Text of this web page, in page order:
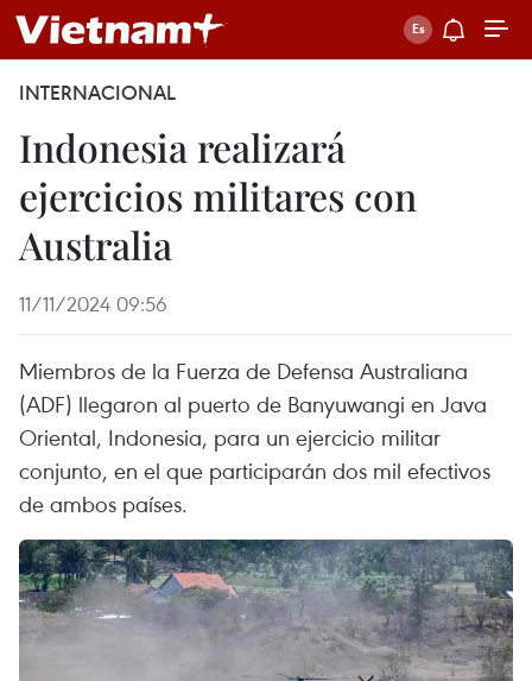
INTERNACIONAL
Indonesia realizará
ejercicios militares con
Australia
11/11/2024 09:56
Miembros de la Fuerza de Defensa Australiana
(ADF) llegaron al puerto de Banyuwangi en Java
Oriental, Indonesia, para un ejercicio militar
conjunto, en el que participarán dos mil efectivos
de ambos países.